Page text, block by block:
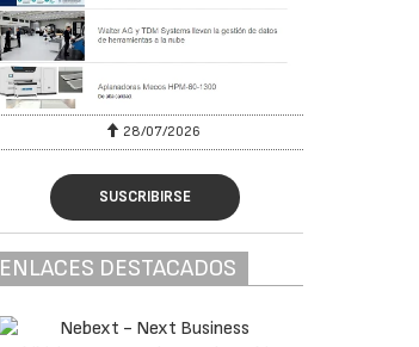
28/07/2026
SUSCRIBIRSE
ENLACES DESTACADOS